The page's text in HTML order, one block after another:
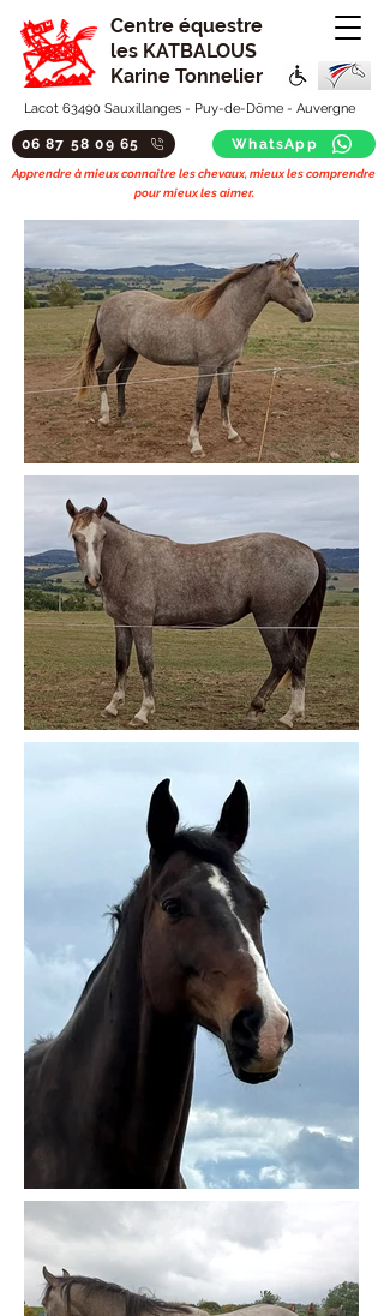
Centre équestre
les KATBALOUS
Karine Tonnelier
Lacot 63490 Sauxillanges - Puy-de-Dôme - Auvergne
06 87 58 09 65 WhatsApp
Apprendre à mieux connaitre les chevaux, mieux les comprendre
pour mieux les aimer.